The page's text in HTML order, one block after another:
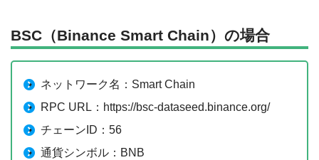
BSC（Binance Smart Chain）の場合
ネットワーク名：Smart Chain
RPC URL：https://bsc-dataseed.binance.org/
チェーンID：56
通貨シンボル：BNB